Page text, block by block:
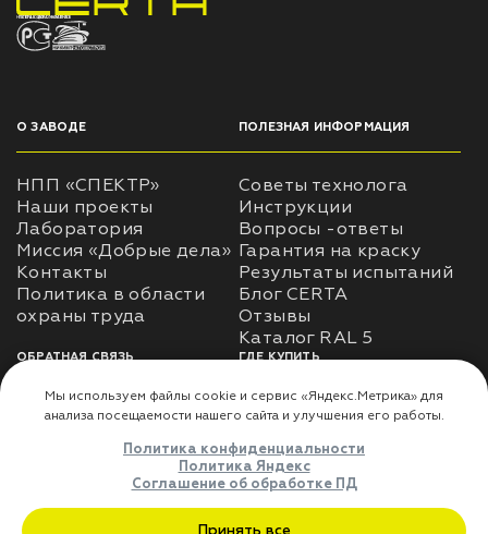
НПП «СПЕКТР» ЗАВОД ЛАКОКРАСОЧНЫХ МАТЕРИАЛОВ
О ЗАВОДЕ
НПП «СПЕКТР»
Наши проекты
Лаборатория
Миссия «Добрые дела»
Контакты
Политика в области
ПОЛЕЗНАЯ ИНФОРМАЦИЯ
Советы технолога
Инструкции
Вопросы -ответы
Гарантия на краску
Результаты испытаний
Блог CERTA
Отзывы
Каталог RAL 5
ОБРАТНАЯ СВЯЗЬ
Использование
использования личных
Оферта
ГДЕ КУПИТЬ
Доставка
Где купить